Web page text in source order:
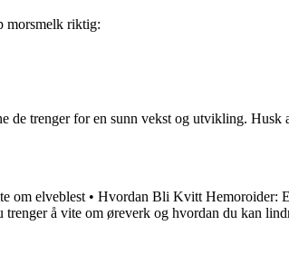
morsmelk riktig:
de trenger for en sunn vekst og utvikling. Husk
om elveblest • Hvordan Bli Kvitt Hemoroider:
trenger å vite om øreverk og hvordan du kan